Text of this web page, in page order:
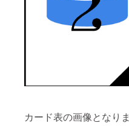
カード表の画像となりま